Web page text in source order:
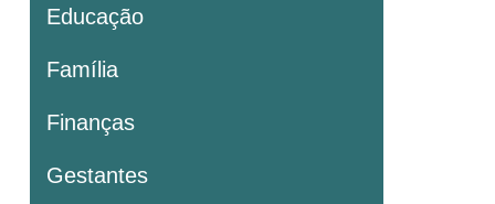
Educação
Família
Finanças
Gestantes